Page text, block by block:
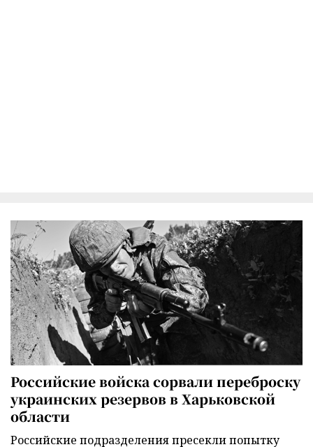
Российские войска сорвали переброску
украинских резервов в Харьковской
области
Российские подразделения пресекли попытку